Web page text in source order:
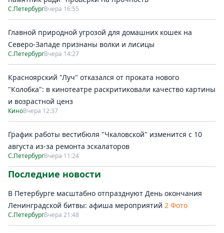
С.ПетербургВчера 16:55
Главной природной угрозой для домашних кошек на
Северо-Западе признаны волки и лисицы
С.ПетербургВчера 14:27
Красноярский "Луч" отказался от проката нового
"Колобка": в кинотеатре раскритиковали качество картины
и возрастной ценз
КиноВчера 12:37
График работы вестибюля "Чкаловской" изменится с 10
августа из-за ремонта эскалаторов
С.ПетербургВчера 11:24
Последние новости
В Петербурге масштабно отпразднуют День окончания
Ленинградской битвы: афиша мероприятий 2 Фото
С.ПетербургВчера 21:48